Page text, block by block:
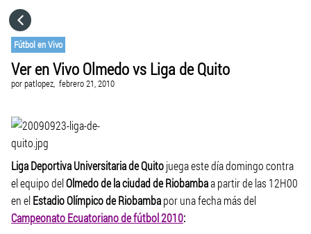
Fútbol en Vivo
Ver en Vivo Olmedo vs Liga de Quito
porpatlopez, febrero 21, 2010
Liga Deportiva Universitaria de Quitojuega este día domingo contra
el equipo delOlmedo de la ciudad de Riobambaa partir de las 12H00
en elEstadio Olímpico de Riobambapor una fecha más del
Campeonato Ecuatoriano de fútbol 2010:
CATEGORÍAS
VISITA EL SITIO WEB